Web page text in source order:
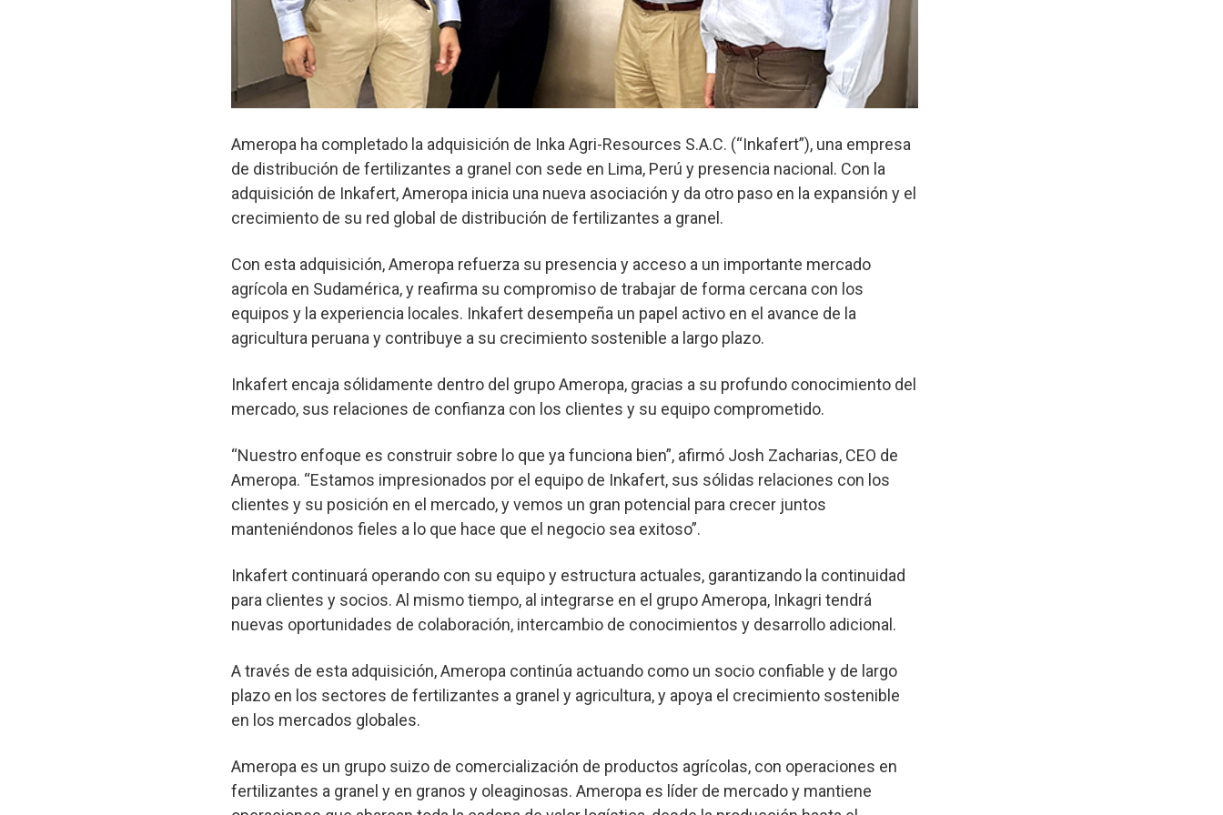
Ameropa ha completado la adquisición de Inka Agri-Resources S.A.C. (“Inkafert”), una empresa
de distribución de fertilizantes a granel con sede en Lima, Perú y presencia nacional. Con la
adquisición de Inkafert, Ameropa inicia una nueva asociación y da otro paso en la expansión y el
crecimiento de su red global de distribución de fertilizantes a granel.
Con esta adquisición, Ameropa refuerza su presencia y acceso a un importante mercado
agrícola en Sudamérica, y reafirma su compromiso de trabajar de forma cercana con los
equipos y la experiencia locales. Inkafert desempeña un papel activo en el avance de la
agricultura peruana y contribuye a su crecimiento sostenible a largo plazo.
Inkafert encaja sólidamente dentro del grupo Ameropa, gracias a su profundo conocimiento del
mercado, sus relaciones de confianza con los clientes y su equipo comprometido.
“Nuestro enfoque es construir sobre lo que ya funciona bien”, afirmó Josh Zacharias, CEO de
Ameropa. “Estamos impresionados por el equipo de Inkafert, sus sólidas relaciones con los
clientes y su posición en el mercado, y vemos un gran potencial para crecer juntos
manteniéndonos fieles a lo que hace que el negocio sea exitoso”.
Inkafert continuará operando con su equipo y estructura actuales, garantizando la continuidad
para clientes y socios. Al mismo tiempo, al integrarse en el grupo Ameropa, Inkagri tendrá
nuevas oportunidades de colaboración, intercambio de conocimientos y desarrollo adicional.
A través de esta adquisición, Ameropa continúa actuando como un socio confiable y de largo
plazo en los sectores de fertilizantes a granel y agricultura, y apoya el crecimiento sostenible
en los mercados globales.
Ameropa es un grupo suizo de comercialización de productos agrícolas, con operaciones en
fertilizantes a granel y en granos y oleaginosas. Ameropa es líder de mercado y mantiene